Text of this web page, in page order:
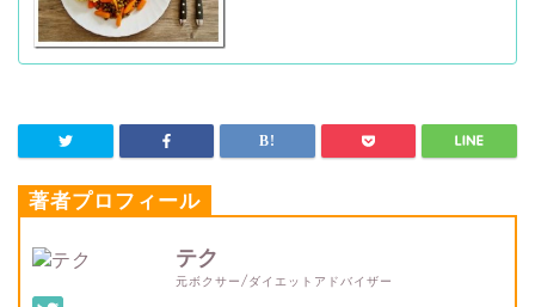
著者プロフィール
テク
元ボクサー/ダイエットアドバイザー